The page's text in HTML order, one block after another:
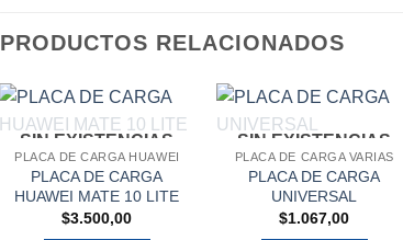
PRODUCTOS RELACIONADOS
SIN EXISTENCIAS
PLACA DE CARGA HUAWEI
PLACA DE CARGA
HUAWEI MATE 10 LITE
$3.500,00
SIN EXISTENCIAS
PLACA DE CARGA VARIAS
PLACA DE CARGA
UNIVERSAL
$1.067,00